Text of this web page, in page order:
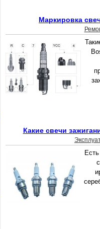
Маркировка
Какие свечи